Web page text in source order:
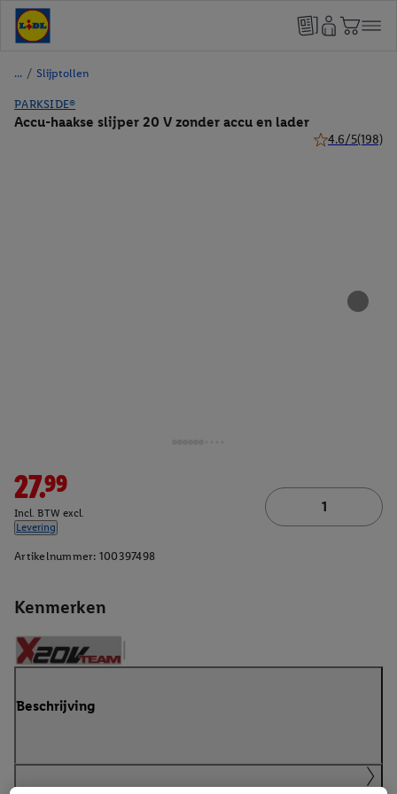
/ Slijptollen
PARKSIDE®
Accu-haakse slijper 20 V zonder accu en lader
4.6/5(198)
Kenmerken
27.99
Incl. BTW excl.
Levering
Artikelnummer: 100397498
Beschrijving